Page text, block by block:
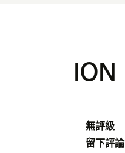
ION
無評級
留下評論